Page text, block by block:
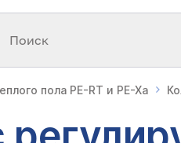
Поиск
пола PE-RT и PE-Xa